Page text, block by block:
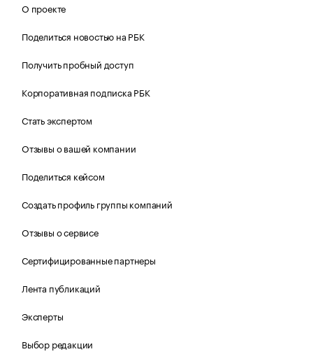
О проекте
Поделиться новостью на РБК
Получить пробный доступ
Корпоративная подписка РБК
Стать экспертом
Отзывы о вашей компании
Поделиться кейсом
Создать профиль группы компаний
Отзывы о сервисе
Сертифицированные партнеры
Лента публикаций
Эксперты
Выбор редакции